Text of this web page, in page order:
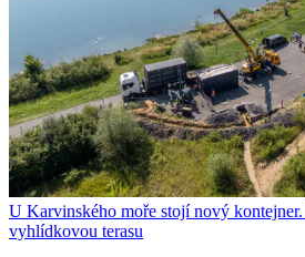
U Karvinského moře stojí nový
vyhlídkovou terasu